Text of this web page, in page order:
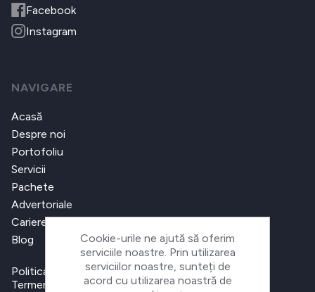
Facebook
Instagram
NAVIGARE
Acasă
Despre noi
Portofoliu
Servicii
Pachete
Advertoriale
Cariere
Blog
Politica de confidențialitate
Termeni și condiții
Cookie-urile ne ajută să oferim
serviciile noastre. Prin utilizarea
serviciilor noastre, sunteți de
acord cu utilizarea noastră de